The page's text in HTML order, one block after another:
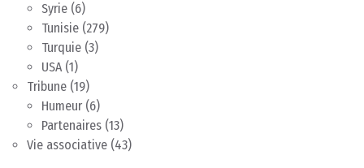
Syrie (6)
Tunisie (279)
Turquie (3)
USA(1)
Tribune (19)
Humeur (6)
Partenaires (13)
Vie associative (43)